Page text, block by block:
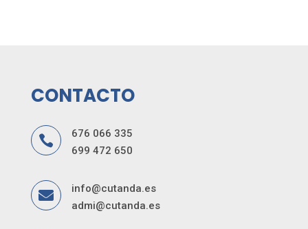
CONTACTO

676 066 335
699 472 650

info@cutanda.es
admi@cutanda.es